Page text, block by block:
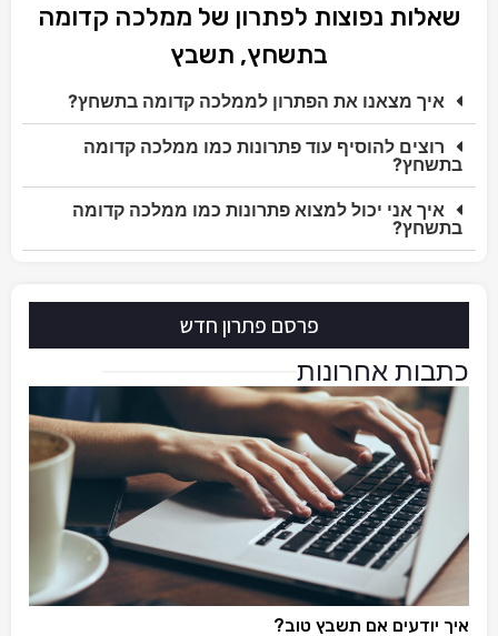
שאלות נפוצות לפתרון של ממלכה קדומה
בתשחץ, תשבץ
איך מצאנו את הפתרון לממלכה קדומה בתשחץ?
רוצים להוסיף עוד פתרונות כמו ממלכה קדומה
בתשחץ?
איך אני יכול למצוא פתרונות כמו ממלכה קדומה
בתשחץ?
פרסם פתרון חדש
כתבות אחרונות
איך יודעים אם תשבץ טוב?